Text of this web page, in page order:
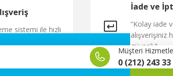
sistemi ile hızlı
İade ve
“Kolay iade
alışverişiniz
güvenli.”
Müşteri
0 (212) 243 33